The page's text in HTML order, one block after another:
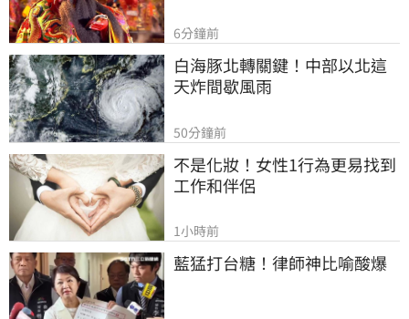
6分鐘前
白海豚北轉關鍵！中部以北這
天炸間歇風雨
50分鐘前
不是化妝！女性1行為更易找到
工作和伴侶
1小時前
藍猛打台糖！律師神比喻酸爆